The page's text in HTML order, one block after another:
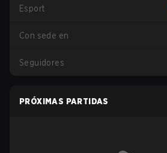
Esport
Con sede en
Seguidores
PRÓXIMAS PARTIDAS